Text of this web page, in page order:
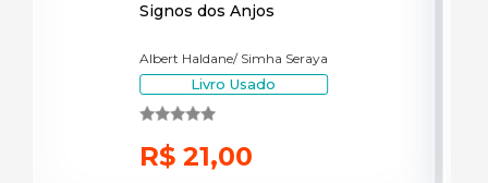
Signos dos Anjos
Albert Haldane/ Simha Seraya
Livro Usado
R$ 21,00